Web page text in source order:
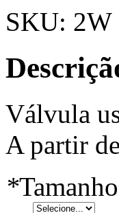
SKU: 2W
Válvula
A partir de
*